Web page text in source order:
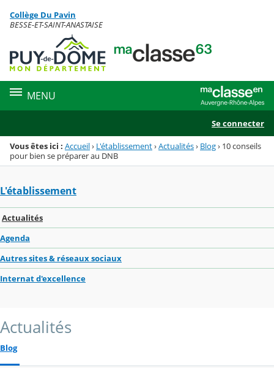
Menu de la rubrique
Contenu
Collège Du Pavin
BESSE-ET-SAINT-ANASTAISE
MENU
Se connecter
Vous êtes ici : Accueil› L'établissement›Actualités› Blog› 10 conseils
pour bien se préparer au DNB
L'établissement
Actualités
Agenda
Autres sites & réseaux sociaux
Internat d'excellence
Actualités
Blog